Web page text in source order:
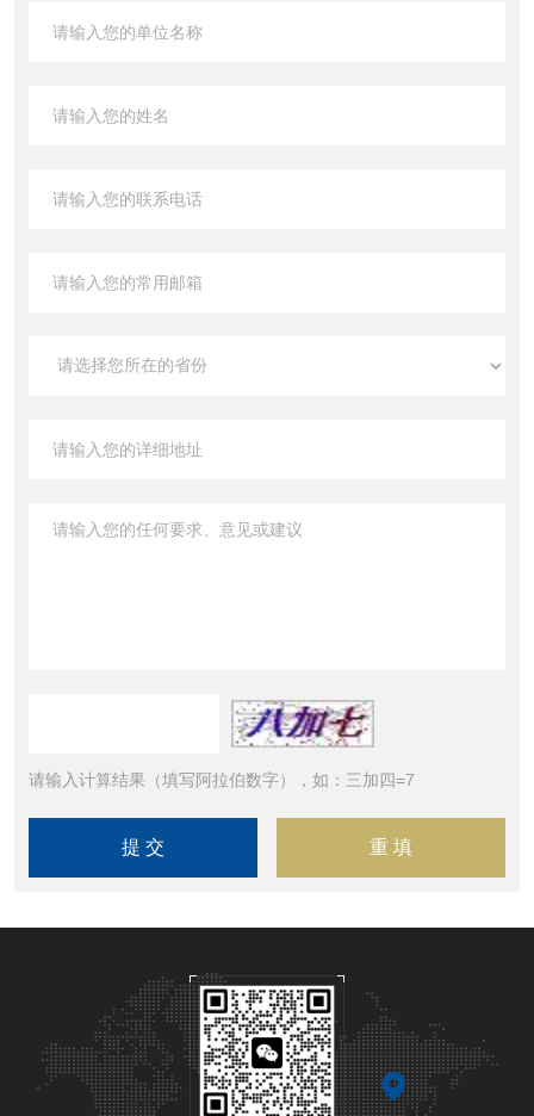
请输入计算结果（填写阿拉伯数字），如：三加四=7